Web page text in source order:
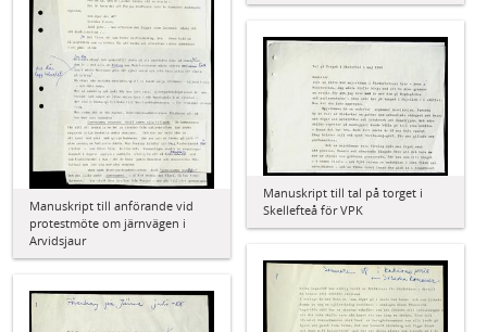
Manuskript till anförande vid
protestmöte om järnvägen i
Arvidsjaur
Manuskript till tal på torget i
Skellefteå för VPK